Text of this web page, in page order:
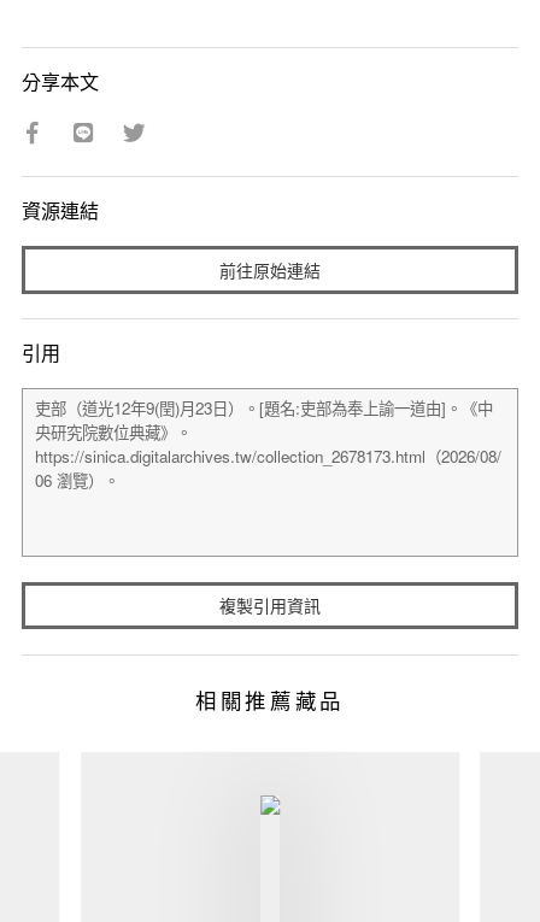
分享本文
資源連結
前往原始連結
引用
複製引用資訊
相關推薦藏品